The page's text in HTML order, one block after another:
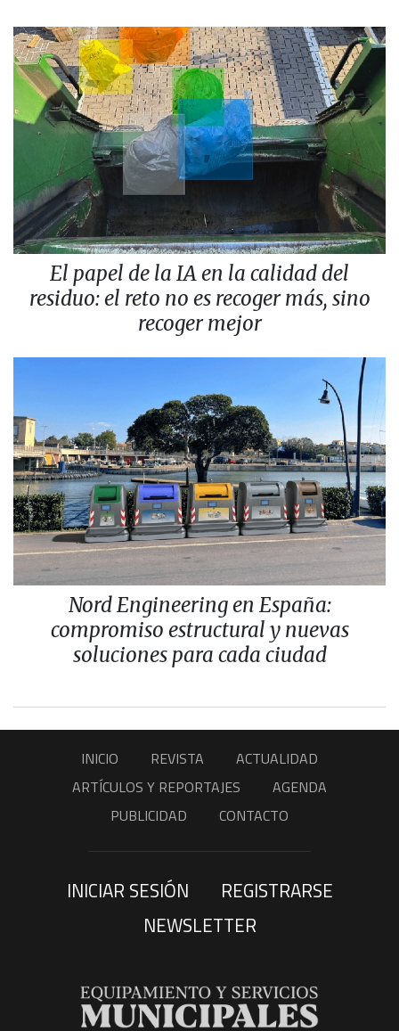
El papel de la IA en la calidad del
residuo: el reto no es recoger más, sino
recoger mejor
Nord Engineering en España:
compromiso estructural y nuevas
soluciones para cada ciudad
INICIO REVISTA
ACTUALIDAD
ARTÍCULOS Y REPORTAJES
AGENDA
PUBLICIDAD
CONTACTO
INICIAR SESIÓN
REGISTRARSE
NEWSLETTER